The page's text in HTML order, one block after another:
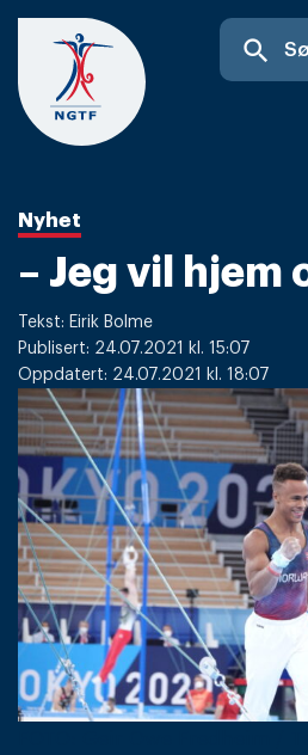
Skip
content
search
Nyhet
– Jeg vil hjem
Tekst: Eirik Bolme
Publisert: 24.07.2021 kl. 15:07
Oppdatert: 24.07.2021 kl. 18:07